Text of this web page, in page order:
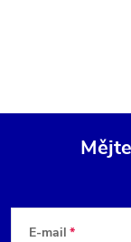
E-mail